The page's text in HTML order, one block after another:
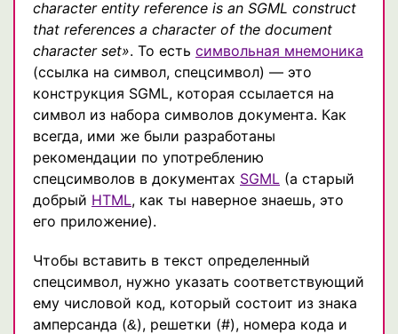
character entity reference is an SGML construct
that references a character of the document
character set». То есть символьная мнемоника
(ссылка на символ, спецсимвол) — это
конструкция SGML, которая ссылается на
символ из набора символов документа. Как
всегда, ими же были разработаны
рекомендации по употреблению
спецсимволов в документах SGML (а старый
добрый HTML, как ты наверное знаешь, это
его приложение).
Чтобы вставить в текст определенный
спецсимвол, нужно указать соответствующий
ему числовой код, который состоит из знака
амперсанда (&), решетки (#), номера кода и